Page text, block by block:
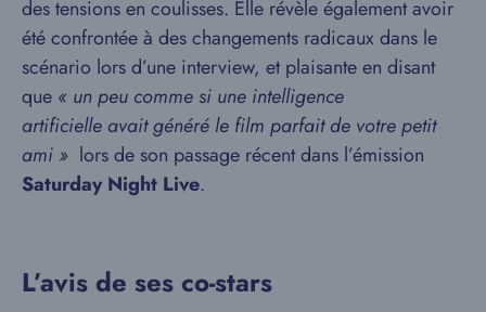
des tensions en coulisses. Elle révèle également avoir
été confrontée à des changements radicaux dans le
scénario lors d’une interview, et plaisante en disant
que « un peu comme si une intelligence
artificielle avait généré le film parfait de votre petit
ami » lors de son passage récent dans l’émission
Saturday Night Live.
L’avis de ses co-stars